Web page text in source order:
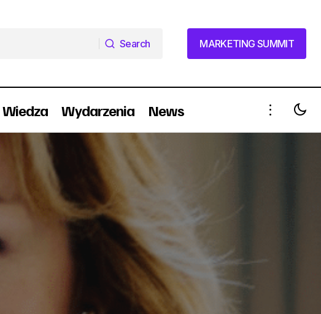
Search
MARKETING SUMMIT
MARKETING SUMMIT
Wiedza Wydarzenia News
marketingu